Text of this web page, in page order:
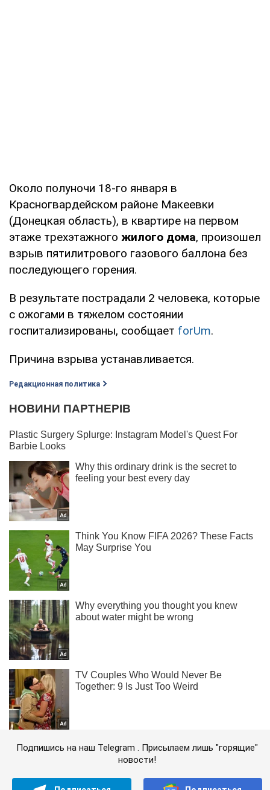
Около полуночи 18-го января в
Красногвардейском районе Макеевки
(Донецкая область), в квартире на первом
этаже трехэтажного жилого дома, произошел
взрыв пятилитрового газового баллона без
последующего горения.
В результате пострадали 2 человека, которые
с ожогами в тяжелом состоянии
госпитализированы, сообщает forUm.
Причина взрыва устанавливается.
Редакционная политика
Подпишись на наш Telegram . Присылаем лишь "горящие"
новости!